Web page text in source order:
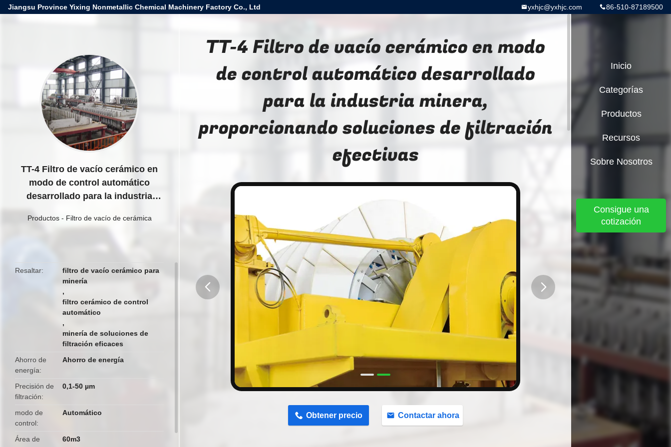
Jiangsu Province Yixing Nonmetallic Chemical Machinery Factory Co., Ltd 86-510-87189500
yxhjc@yxhjc.com
TT-4 Filtro de vacío cerámico en
modo de control automático
desarrollado para la industria
soluciones de filtración efectivas
Productos- Filtro de vacío de cerámica
Resaltar
filtro de vacío cerámico para
minería
,
filtro cerámico de control
automático
,
minería de soluciones de
filtración eficaces
Ahorro de
energía
Ahorro de energía
Precisión de
filtración
0,1-50 µm
modo de
control
Automático
Área de
60m3
TT-4 Filtro de vacío cerámico en modo
de control automático desarrollado
para la industria minera,
proporcionando soluciones de filtración
efectivas
Obtener precio Contactar ahora
Inicio
Categorías
Productos
Recursos
Sobre Nosotros
Consigue una
cotización